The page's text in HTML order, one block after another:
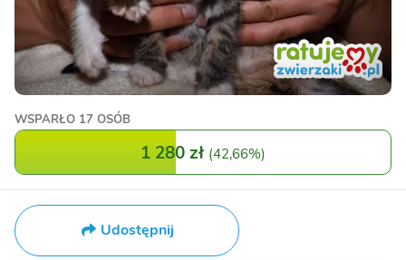
WSPARŁO 17 OSÓB
1 280 zł (42,66%)
Udostępnij